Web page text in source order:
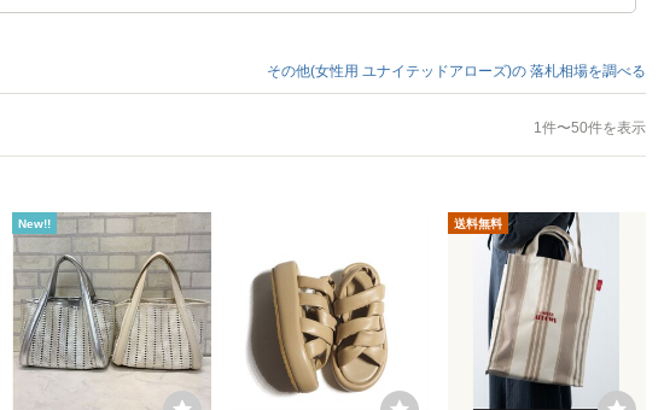
その他(女性用 ユナイテッドアローズ)の 落札相場を調べる
1件〜50件を表示
New!! 送料無料